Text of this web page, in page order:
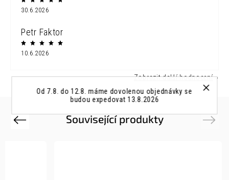
Od 7.8. do 12.8. máme dovolenou objednávky se
budou expedovat 13.8.2026
30.6.2026
Petr Faktor
10.6.2026
Zobrazit další hodnocení
Související produkty
Previous Next